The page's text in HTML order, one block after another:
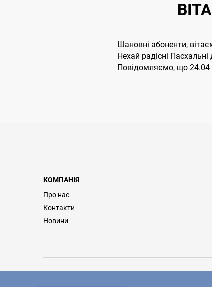
Шановні абоненти,
Нехай радісні
Повідомляємо, що 24.04
КОМПАНІЯ
Про нас
Контакти
Новини